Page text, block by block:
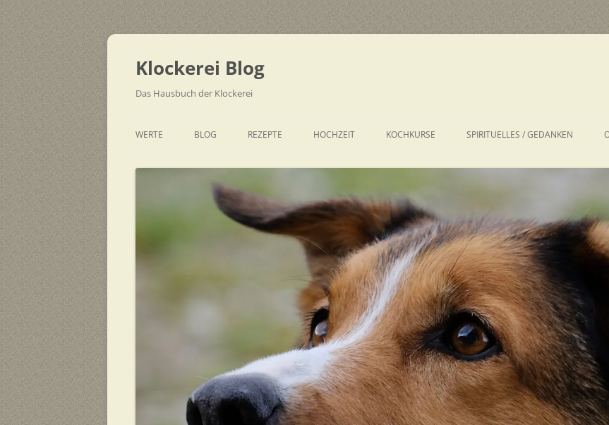
Zum
springen
Klockerei Blog
Das Hausbuch der Klockerei
WERTE BLOG REZEPTE
EINFACH
HOCHZEIT KOCHKURSE SPIRITUELLES / GEDANKEN